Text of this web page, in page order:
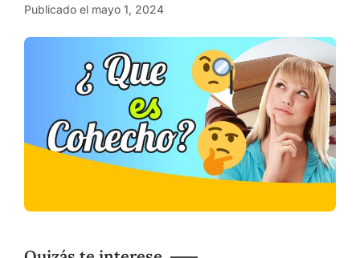
Publicado el mayo 1, 2024